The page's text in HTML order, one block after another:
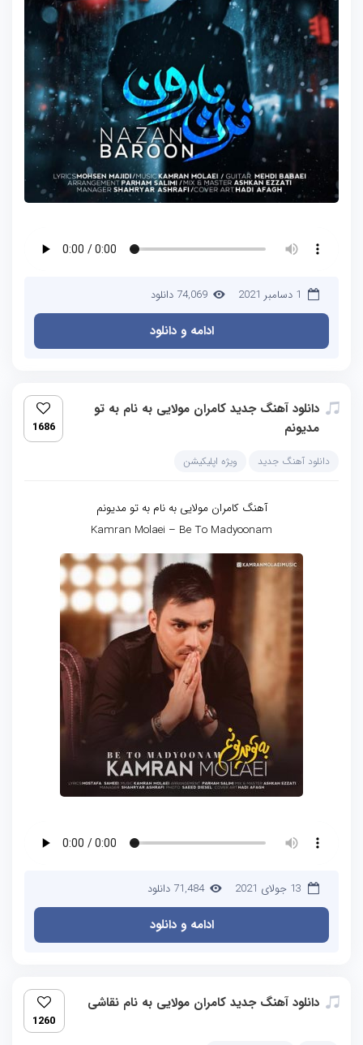
1 دسامبر 2021 74,069 دانلود
ادامه و دانلود
دانلود آهنگ جدید کامران مولایی به نام به تو
مدیونم
1686
دانلود آهنگ جدید ویژه اپلیکیشن
آهنگ کامران مولایی به نام به تو مدیونم
Kamran Molaei – Be To Madyoonam
13 جولای 2021 71,484 دانلود
ادامه و دانلود
دانلود آهنگ جدید کامران مولایی به نام نقاشی
1260